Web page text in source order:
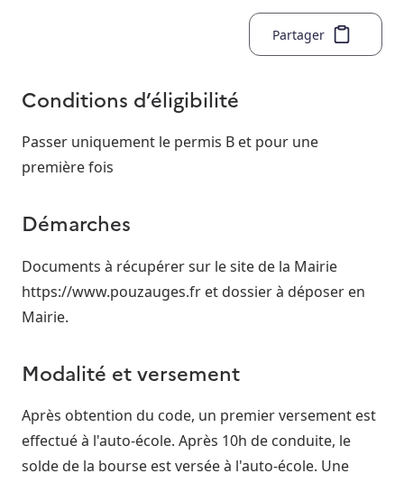
Partager
Conditions d’éligibilité
Passer uniquement le permis B et pour une
première fois
Démarches
Documents à récupérer sur le site de la Mairie
https://www.pouzauges.fr et dossier à déposer en
Mairie.
Modalité et versement
Après obtention du code, un premier versement est
effectué à l'auto-école. Après 10h de conduite, le
solde de la bourse est versée à l'auto-école. Une